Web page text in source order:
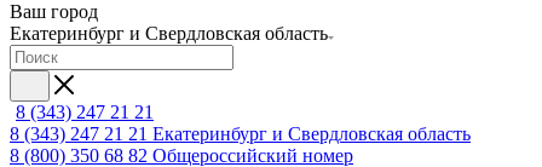
Ваш город
Екатеринбург и Свердловская область
8 (343) 247 21 21
8 (343) 247 21 21 Екатеринбург и Свердловская область
8 (800) 350 68 82 Общероссийский номер